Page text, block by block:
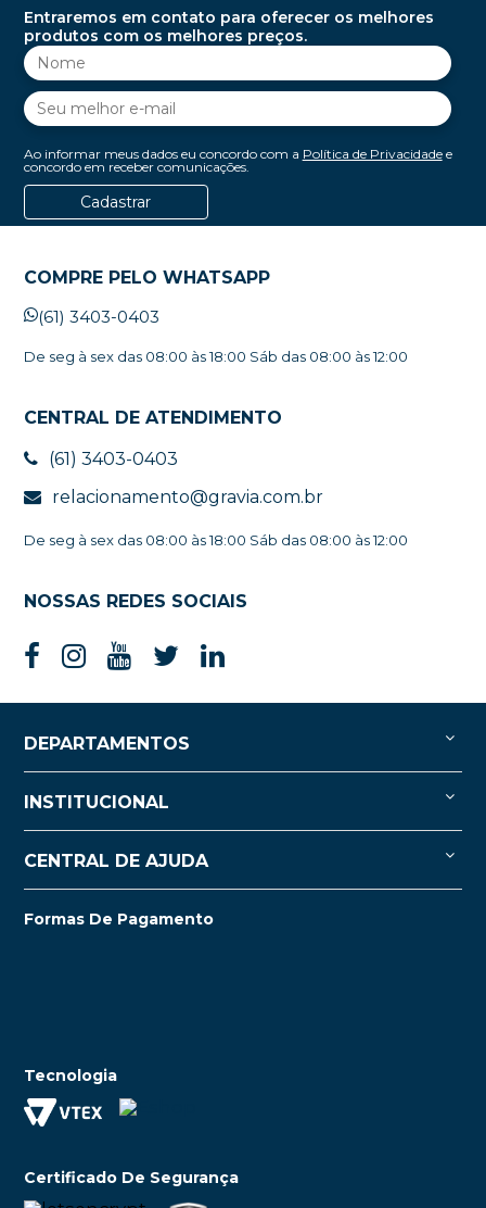
Entraremos em contato para oferecer os melhores
produtos com os melhores preços.
Ao informar meus dados eu concordo com a Política de Privacidadee
concordo em receber comunicações.
Cadastrar
COMPRE PELO WHATSAPP
(61) 3403-0403
De seg à sex das 08:00 às 18:00 Sáb das 08:00 às 12:00
CENTRAL DE ATENDIMENTO
(61) 3403-0403
relacionamento@gravia.com.br
De seg à sex das 08:00 às 18:00 Sáb das 08:00 às 12:00
NOSSAS REDES SOCIAIS
DEPARTAMENTOS
INSTITUCIONAL
CENTRAL DE AJUDA
Formas De Pagamento
Tecnologia
Certificado De Segurança